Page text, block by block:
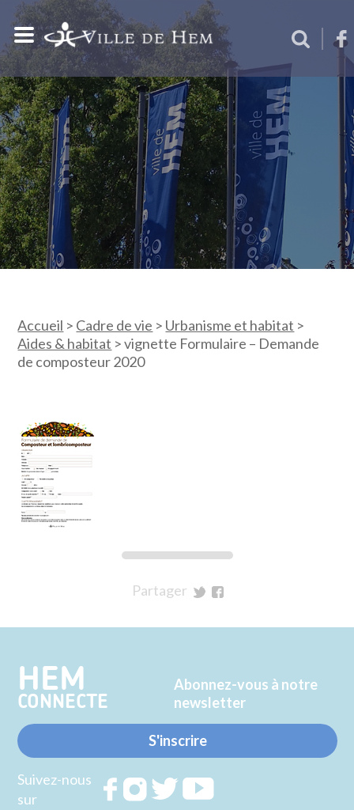
Accueil > Cadre de vie > Urbanisme et habitat >
Aides & habitat >vignette Formulaire – Demande
de composteur 2020
Partager
Twitter
Facebook
HEM
CONNECTE
Abonnez-vous à notre
newsletter
S'inscrire
Suivez-nous
sur
RejoignezRejoignezRejoignez